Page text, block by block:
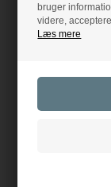
bruger
videre,
Læs mere
Eskadron
Evt. leverings omk.